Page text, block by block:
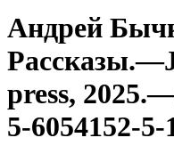
Андрей
press,
5-6054152-5-